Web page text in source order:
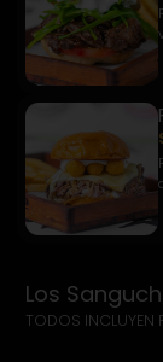
Los
TODOS INCLUYEN